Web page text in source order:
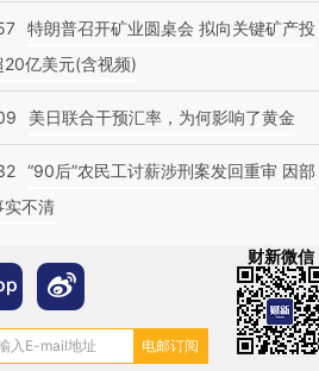
特朗普召开矿业圆桌会 拟向关键矿产投
20亿美元(含视频)
美日联合干预汇率，为何影响了黄金
“90后”农民工讨薪涉刑案发回重审 因部
实不清
财新微信